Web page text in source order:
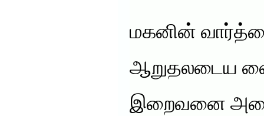
மகனின்
ஆறுதலடைய
இறைவனை